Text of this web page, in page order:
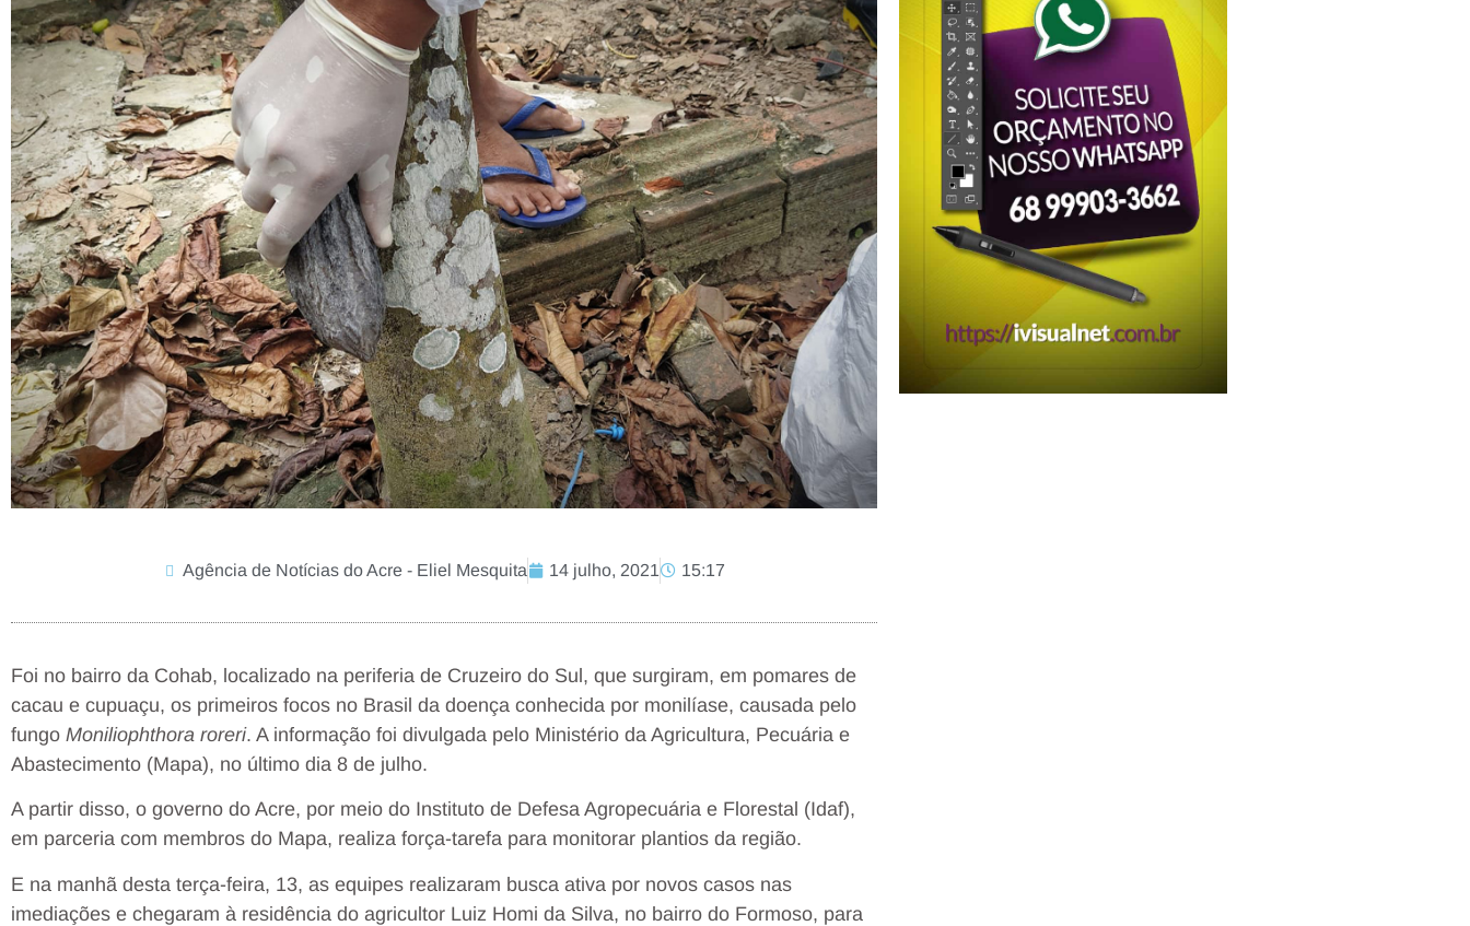
Agência de Notícias do Acre - Eliel Mesquita 14 julho, 2021 15:17
Foi no bairro da Cohab, localizado na periferia de Cruzeiro do Sul, que surgiram, em pomares de
cacau e cupuaçu, os primeiros focos no Brasil da doença conhecida por monilíase, causada pelo
fungo Moniliophthora roreri. A informação foi divulgada pelo Ministério da Agricultura, Pecuária e
Abastecimento (Mapa), no último dia 8 de julho.
A partir disso, o governo do Acre, por meio do Instituto de Defesa Agropecuária e Florestal (Idaf),
em parceria com membros do Mapa, realiza força-tarefa para monitorar plantios da região.
E na manhã desta terça-feira, 13, as equipes realizaram busca ativa por novos casos nas
imediações e chegaram à residência do agricultor Luiz Homi da Silva, no bairro do Formoso, para